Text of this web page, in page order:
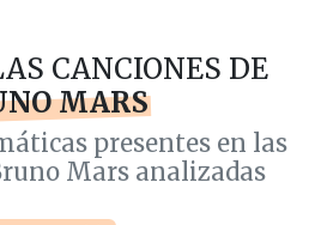
CANCIONES DE
MARS
presentes en las
Mars analizadas